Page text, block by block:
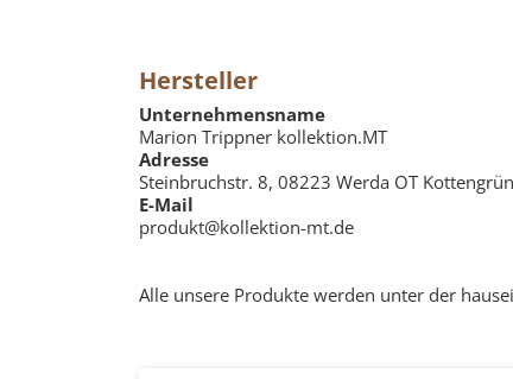
Hersteller
Unternehmensname
Marion Trippner kollektion.MT
Adresse
Steinbruchstr. 8, 08223 Werda OT
E-Mail
produkt@kollektion-mt.de
Alle unsere Produkte werden unter der